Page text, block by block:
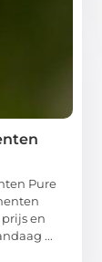
Pure
en
...